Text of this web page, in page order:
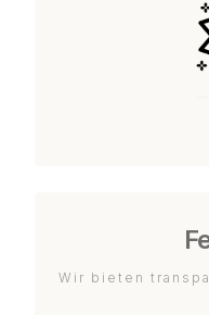
Wir bieten